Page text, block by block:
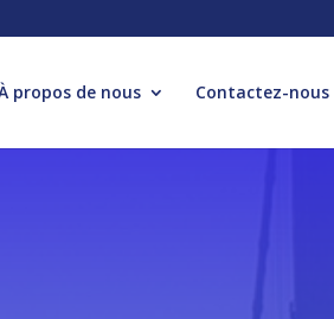
propos de nous Contactez-nous